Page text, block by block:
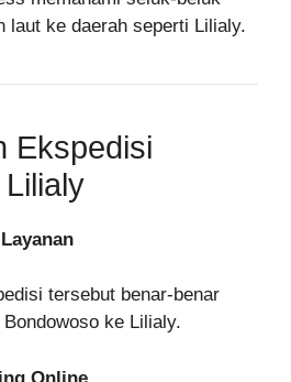
laut ke daerah seperti Lilialy.
Ekspedisi
tersebut benar-benar
ke Lilialy.
Online